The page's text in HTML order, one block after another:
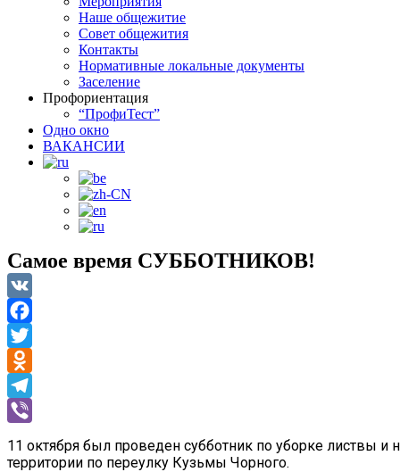
Наше общежитие
Совет общежития
Контакты
Нормативные локальные документы
Заселение
Профориентация
“ПрофиТест”
Одно окно
ВАКАНСИИ
Самое время СУББОТНИКОВ!
VK
Facebook
Twitter
Odnoklassniki
Telegram
11 октября был проведен субботник по уборке листвы
территории по переулку Кузьмы Чорного.